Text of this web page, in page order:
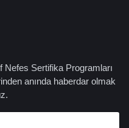
Nefes Sertifika Programları
anında haberdar olmak